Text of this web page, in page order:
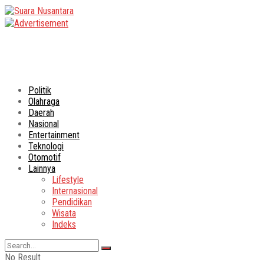
Politik
Olahraga
Daerah
Nasional
Entertainment
Teknologi
Otomotif
Lainnya
Lifestyle
Internasional
Pendidikan
Wisata
Indeks
No Result